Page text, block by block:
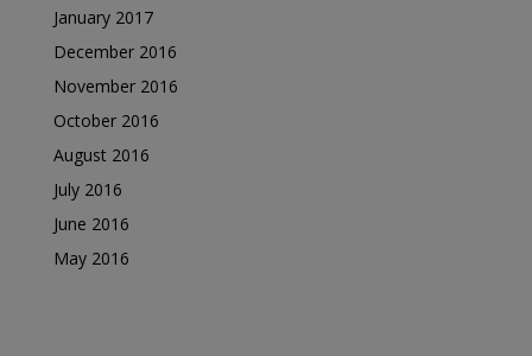
January 2017
December 2016
November 2016
October 2016
August 2016
July 2016
June 2016
May 2016